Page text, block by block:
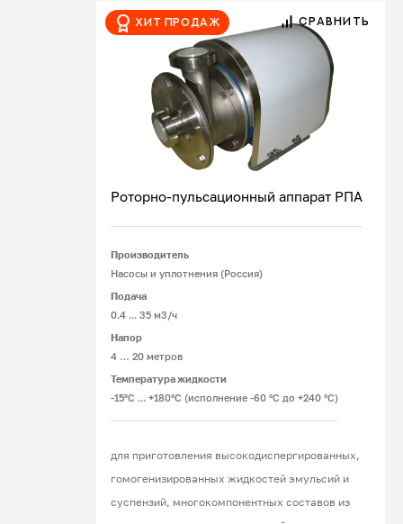
Хит продаж СРАВНИТЬ
Роторно-пульсационный аппарат РПА
Производитель
Насосы и уплотнения (Россия)
Подача
0.4 ... 35 м3/ч
Напор
4 … 20 метров
Температура жидкости
-15°С ... +180°С (исполнение -60 °С до +240 °С)
для приготовления высокодиспергированных,
гомогенизированных жидкостей эмульсий и
суспензий, многокомпонентных составов из